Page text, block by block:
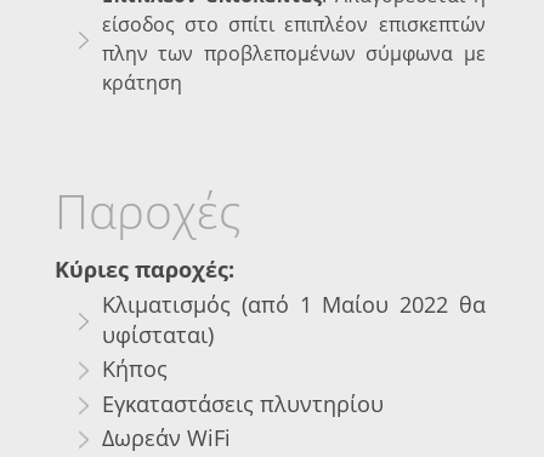
είσοδος στο σπίτι επιπλέον επισκεπτών
πλην των προβλεπομένων σύμφωνα με
κράτηση
Παροχές
Κύριες παροχές:
Κλιματισμός (από 1 Μαίου 2022 θα
υφίσταται)
Κήπος
Εγκαταστάσεις πλυντηρίου
Δωρεάν WiFi